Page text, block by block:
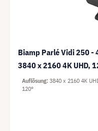
Biamp Parlé Vidi 250 -
3840 x 2160 4K UHD,
Auflösung 3840 x 2160 4K
120°